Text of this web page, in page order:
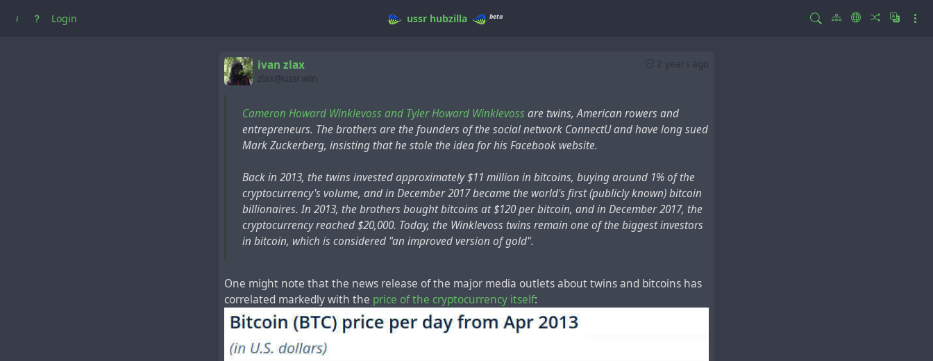
Login ussr hubzilla beta
2 years ago
ivan zlax
zlax@ussr.win
Cameron Howard Winklevoss and Tyler Howard Winklevoss are twins, American rowers and
entrepreneurs. The brothers are the founders of the social network ConnectU and have long sued
Mark Zuckerberg, insisting that he stole the idea for his Facebook website.
Back in 2013, the twins invested approximately $11 million in bitcoins, buying around 1% of the
cryptocurrency's volume, and in December 2017 became the world's first (publicly known) bitcoin
billionaires. In 2013, the brothers bought bitcoins at $120 per bitcoin, and in December 2017, the
cryptocurrency reached $20,000. Today, the Winklevoss twins remain one of the biggest investors
in bitcoin, which is considered "an improved version of gold".
One might note that the news release of the major media outlets about twins and bitcoins has
correlated markedly with the price of the cryptocurrency itself: